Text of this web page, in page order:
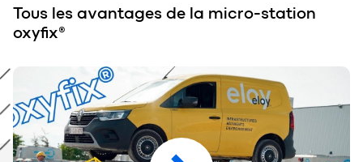
Tous les avantages de la micro-station
oxyfix®
Tous les avantages de la micro-station oxyfix®